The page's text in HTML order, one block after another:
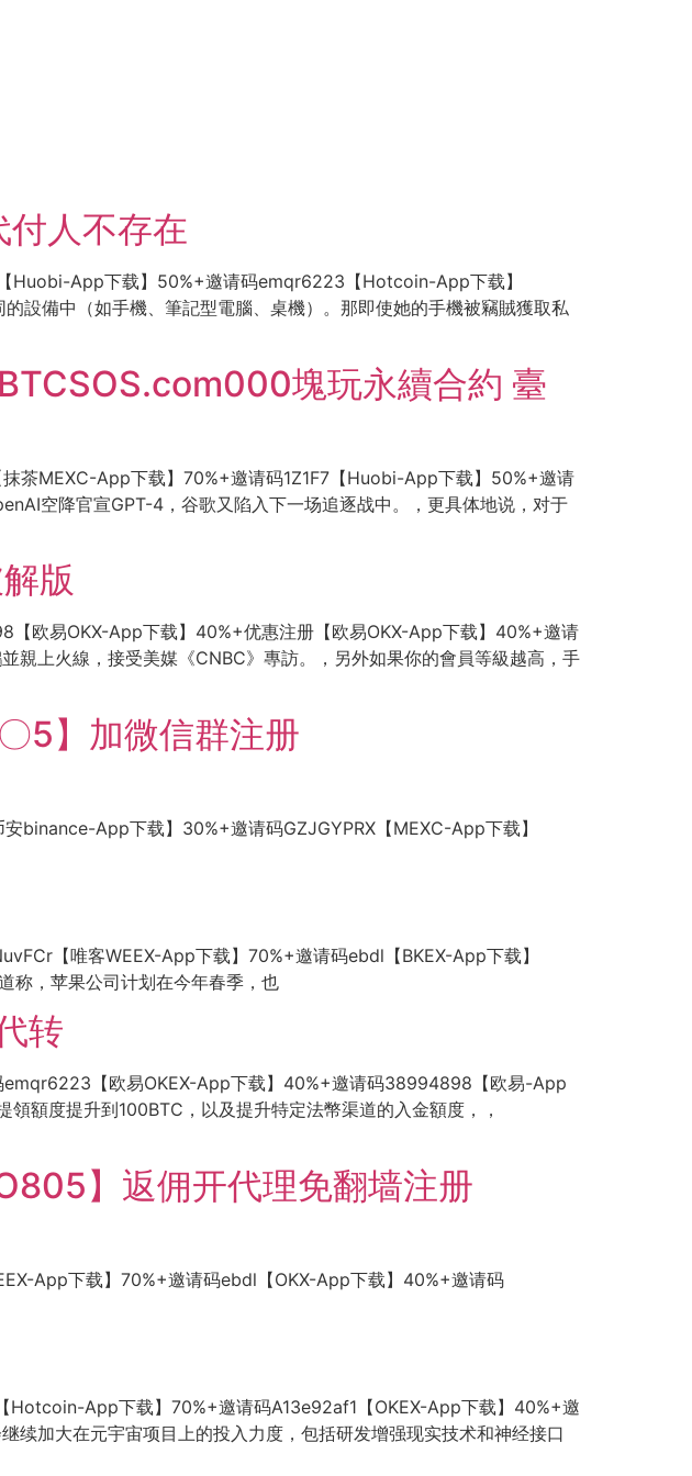
人不存在
Huobi-App下载】50%+邀请码emqr6223【Hotcoin-App下载】
設備中（如手機、筆記型電腦、桌機）。那即使她的手機被竊賊獲取私
塊玩永續合約 臺
茶MEXC-App下载】70%+邀请码1Z1F7【Huobi-App下载】50%+邀请
空降官宣GPT-4，谷歌又陷入下一场追逐战中。，更具体地说，对于
版
欧易OKX-App下载】40%+优惠注册【欧易OKX-App下载】40%+邀请
上火線，接受美媒《CNBC》專訪。，另外如果你的會員等級越高，手
5】加微信群注册
binance-App下载】30%+邀请码GZJGYPRX【MEXC-App下载】
【唯客WEEX-App下载】70%+邀请码ebdl【BKEX-App下载】
称，苹果公司计划在今年春季，也
转
emqr6223【欧易OKEX-App下载】40%+邀请码38994898【欧易-App
額度提升到100BTC，以及提升特定法幣渠道的入金額度，，
】返佣开代理免翻墙注册
App下载】70%+邀请码ebdl【OKX-App下载】40%+邀请码
App下载】70%+邀请码A13e92af1【OKEX-App下载】40%+邀
加大在元宇宙项目上的投入力度，包括研发增强现实技术和神经接口